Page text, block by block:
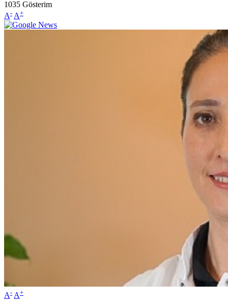
1035 Gösterim
A- A+
A- A+